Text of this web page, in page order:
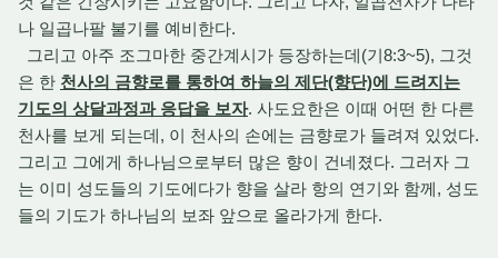
나 일곱나팔 불기를 예비한다.
그리고 아주 조그마한 중간계시가 등장하는데(기8:3~5), 그것
은 한 천사의 금향로를 통하여 하늘의 제단(향단)에 드려지는
기도의 상달과정과 응답을 보자. 사도요한은 이때 어떤 한 다른
천사를 보게 되는데, 이 천사의 손에는 금향로가 들려져 있었다.
그리고 그에게 하나님으로부터 많은 향이 건네졌다. 그러자 그
는 이미 성도들의 기도에다가 향을 살라 항의 연기와 함께, 성도
들의 기도가 하나님의 보좌 앞으로 올라가게 한다.